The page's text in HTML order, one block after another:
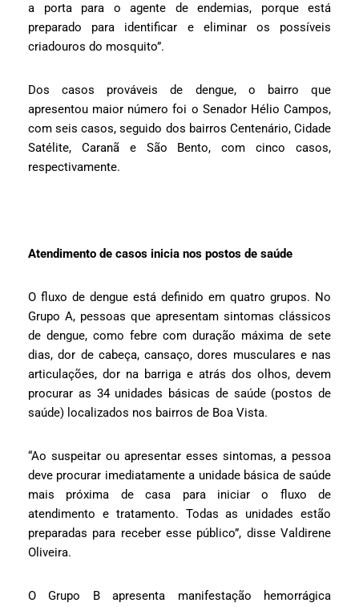
a porta para o agente de endemias, porque está
preparado para identificar e eliminar os possíveis
criadouros do mosquito”.
Dos casos prováveis de dengue, o bairro que
apresentou maior número foi o Senador Hélio Campos,
com seis casos, seguido dos bairros Centenário, Cidade
Satélite, Caranã e São Bento, com cinco casos,
respectivamente.
Atendimento de casos inicia nos postos de saúde
O fluxo de dengue está definido em quatro grupos. No
Grupo A, pessoas que apresentam sintomas clássicos
de dengue, como febre com duração máxima de sete
dias, dor de cabeça, cansaço, dores musculares e nas
articulações, dor na barriga e atrás dos olhos, devem
procurar as 34 unidades básicas de saúde (postos de
saúde) localizados nos bairros de Boa Vista.
“Ao suspeitar ou apresentar esses sintomas, a pessoa
deve procurar imediatamente a unidade básica de saúde
mais próxima de casa para iniciar o fluxo de
atendimento e tratamento. Todas as unidades estão
preparadas para receber esse público”, disse Valdirene
Oliveira.
O Grupo B apresenta manifestação hemorrágica